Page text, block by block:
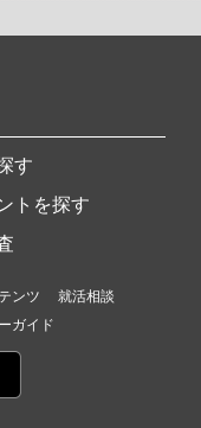
す
トを探す
ンツ
就活相談
ガイド